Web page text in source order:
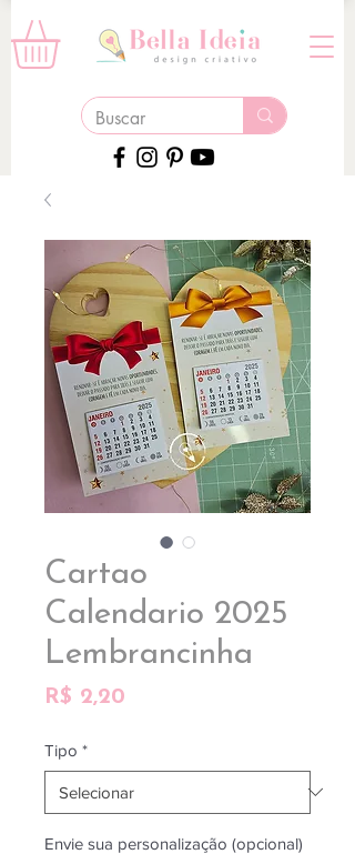
Cartao
Calendario 2025
Lembrancinha
R$ 2,20
Tipo *
Envie sua personalização (opcional)